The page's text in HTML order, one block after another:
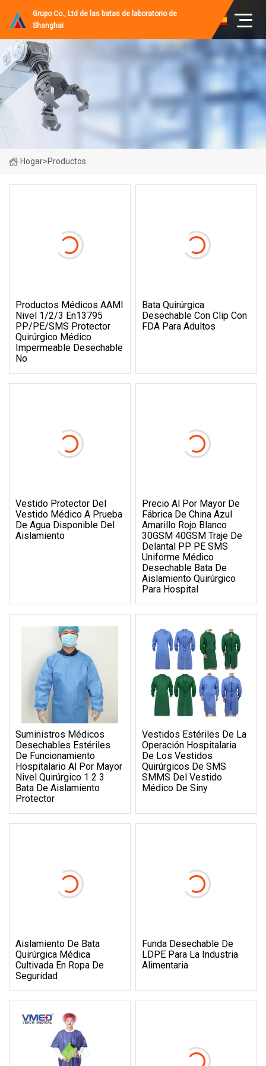
Grupo Co., Ltd de las batas de laboratorio de
Shanghai
Hogar>Productos
Productos Médicos AAMI
Nivel 1/2/3 En13795
PP/PE/SMS Protector
Quirúrgico Médico
Impermeable Desechable
No
Bata Quirúrgica
Desechable Con Clip Con
FDA Para Adultos
Vestido Protector Del
Vestido Médico A Prueba
De Agua Disponible Del
Aislamiento
Precio Al Por Mayor De
Fábrica De China Azul
Amarillo Rojo Blanco
30GSM 40GSM Traje De
Delantal PP PE SMS
Uniforme Médico
Desechable Bata De
Aislamiento Quirúrgico
Para Hospital
Suministros Médicos
Desechables Estériles
De Funcionamiento
Hospitalario Al Por Mayor
Nivel Quirúrgico 1 2 3
Bata De Aislamiento
Protector
Vestidos Estériles De La
Operación Hospitalaria
De Los Vestidos
Quirúrgicos De SMS
SMMS Del Vestido
Médico De Siny
Aislamiento De Bata
Quirúrgica Médica
Cultivada En Ropa De
Seguridad
Funda Desechable De
LDPE Para La Industria
Alimentaria